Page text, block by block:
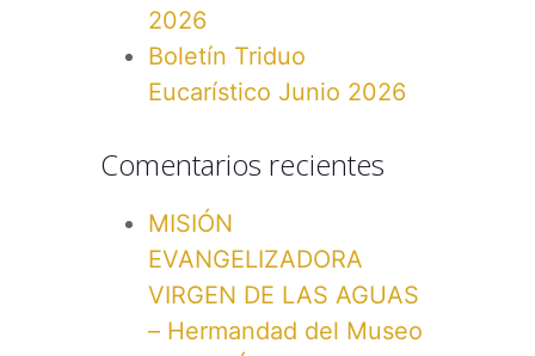
2026
Boletín Triduo
Eucarístico Junio 2026
Comentarios recientes
MISIÓN
EVANGELIZADORA
VIRGEN DE LAS AGUAS
– Hermandad del Museo